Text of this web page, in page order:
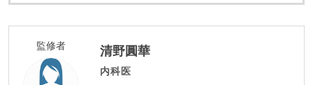
監修者 清野圓華
内科医